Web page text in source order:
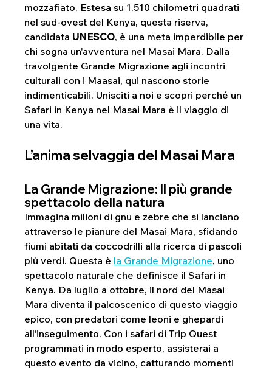
mozzafiato. Estesa su 1.510 chilometri quadrati
nel sud-ovest del Kenya, questa riserva,
candidata UNESCO, è una meta imperdibile per
chi sogna un'avventura nel Masai Mara. Dalla
travolgente Grande Migrazione agli incontri
culturali con i Maasai, qui nascono storie
indimenticabili. Unisciti a noi e scopri perché un
Safari in Kenya nel Masai Mara è il viaggio di
una vita.
L’anima selvaggia del Masai Mara
La Grande Migrazione: Il più grande
spettacolo della natura
Immagina milioni di gnu e zebre che si lanciano
attraverso le pianure del Masai Mara, sfidando
fiumi abitati da coccodrilli alla ricerca di pascoli
più verdi. Questa è la Grande Migrazione, uno
spettacolo naturale che definisce il Safari in
Kenya. Da luglio a ottobre, il nord del Masai
Mara diventa il palcoscenico di questo viaggio
epico, con predatori come leoni e ghepardi
all’inseguimento. Con i safari di Trip Quest
programmati in modo esperto, assisterai a
questo evento da vicino, catturando momenti